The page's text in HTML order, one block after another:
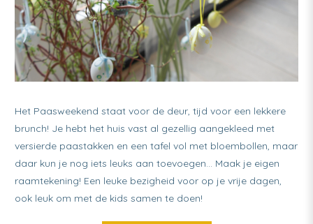
Het Paasweekend staat voor de deur, tijd voor een lekkere
brunch! Je hebt het huis vast al gezellig aangekleed met
versierde paastakken en een tafel vol met bloembollen, maar
daar kun je nog iets leuks aan toevoegen… Maak je eigen
raamtekening! Een leuke bezigheid voor op je vrije dagen,
ook leuk om met de kids samen te doen!